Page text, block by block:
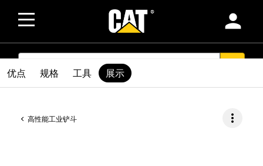
person
SEARCH
高性能工业铲斗 more_vert
优点 规格 工具 展示